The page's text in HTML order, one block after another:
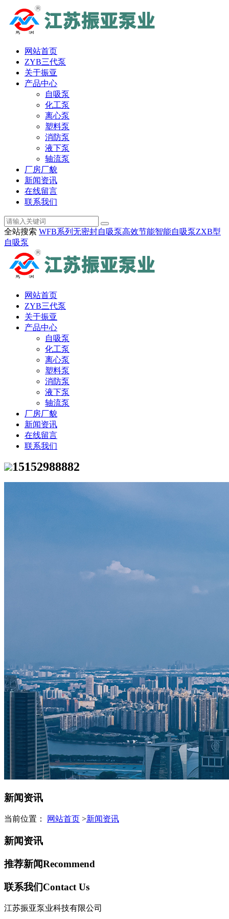
网站首页
ZYB三代泵
关于振亚
产品中心
自吸泵
化工泵
离心泵
塑料泵
消防泵
液下泵
轴流泵
厂房厂貌
新闻资讯
在线留言
联系我们
全站搜索 WFB系列无密封自吸泵高效节能智能自吸泵ZXB型
自吸泵
网站首页
ZYB三代泵
关于振亚
产品中心
自吸泵
化工泵
离心泵
塑料泵
消防泵
液下泵
轴流泵
厂房厂貌
新闻资讯
在线留言
联系我们
15152988882
新闻资讯
当前位置： 网站首页 >新闻资讯
新闻资讯
推荐新闻Recommend
联系我们Contact Us
江苏振亚泵业科技有限公司